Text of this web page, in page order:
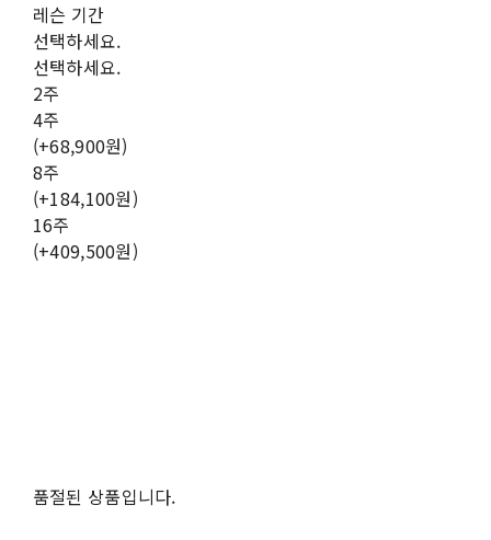
레슨 기간
선택하세요.
선택하세요.
2주
4주
(+68,900원)
8주
(+184,100원)
16주
(+409,500원)
품절된 상품입니다.